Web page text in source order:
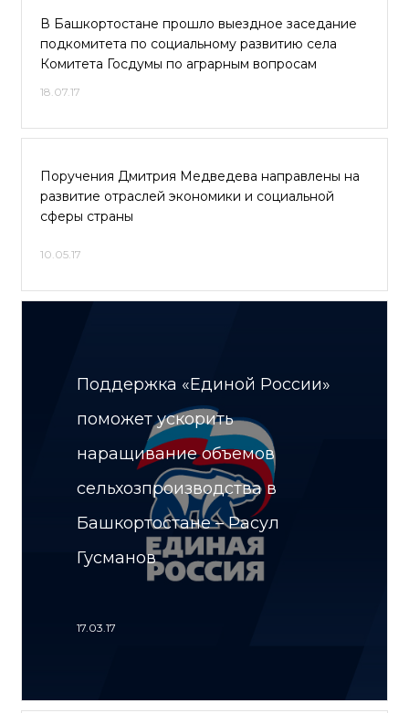
В Башкортостане прошло выездное заседание
подкомитета по социальному развитию села
Комитета Госдумы по аграрным вопросам
18.07.17
Поручения Дмитрия Медведева направлены на
развитие отраслей экономики и социальной
сферы страны
10.05.17
Поддержка «Единой России»
поможет ускорить
наращивание объемов
сельхозпроизводства в
Башкортостане – Расул
Гусманов
17.03.17